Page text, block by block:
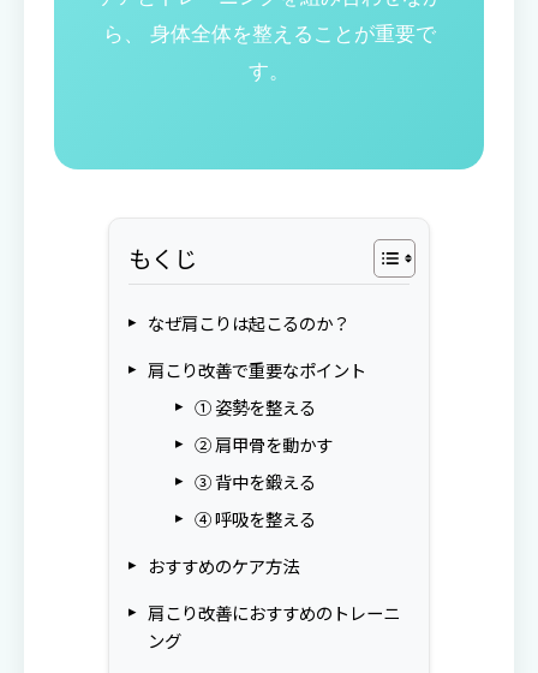
ら、 身体全体を整えることが重要で
す。
もくじ
なぜ肩こりは起こるのか？
肩こり改善で重要なポイント
① 姿勢を整える
② 肩甲骨を動かす
③ 背中を鍛える
④ 呼吸を整える
おすすめのケア方法
肩こり改善におすすめのトレーニ
ング